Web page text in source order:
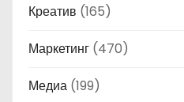
Креатив (165)
Маркетинг (470)
Медиа (199)